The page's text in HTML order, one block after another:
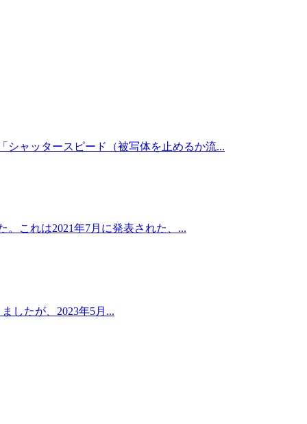
シャッタースピード（被写体を止めるか流...
これは2021年7月に発表された、...
したが、2023年5月...